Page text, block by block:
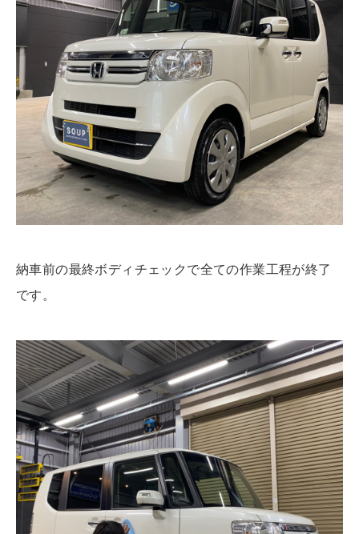
納車前の最終ボディチェックで全ての作業工程が終了
です。